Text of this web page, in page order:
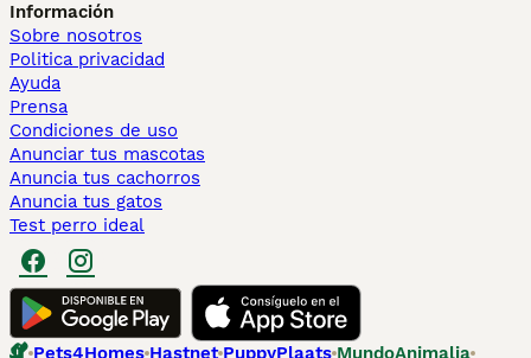
Información
Sobre nosotros
Politica privacidad
Ayuda
Prensa
Condiciones de uso
Anunciar tus mascotas
Anuncia tus cachorros
Anuncia tus gatos
Test perro ideal